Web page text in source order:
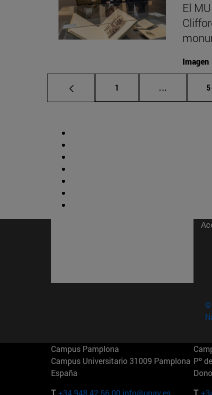
El
Imagen
Página
1 ... Páginas
©
Campus Pamplona
Campus Universitario 31009 Pamplona
España
T. +34 948 42 56 00 info@unav.es
Pº
T.